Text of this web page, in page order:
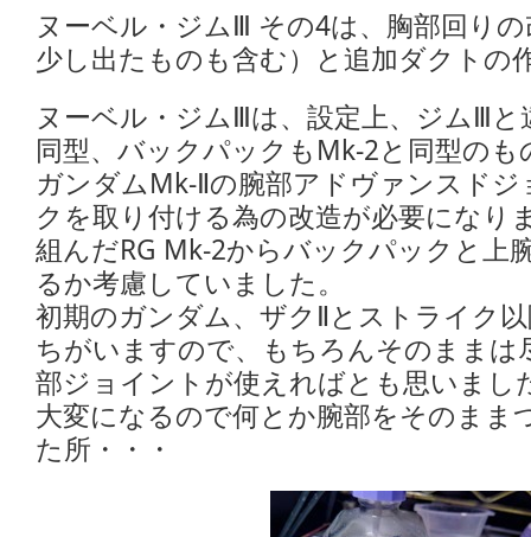
ヌーベル・ジムⅢ その4は、胸部回り
少し出たものも含む）と追加ダクトの
ヌーベル・ジムⅢは、設定上、ジムⅢ
同型、バックパックもMk-2と同型のも
ガンダムMk-Ⅱの腕部アドヴァンスド
クを取り付ける為の改造が必要になり
組んだRG Mk-2からバックパックと上
るか考慮していました。
初期のガンダム、ザクⅡとストライク
ちがいますので、もちろんそのままは
部ジョイントが使えればとも思いまし
大変になるので何とか腕部をそのまま
た所・・・